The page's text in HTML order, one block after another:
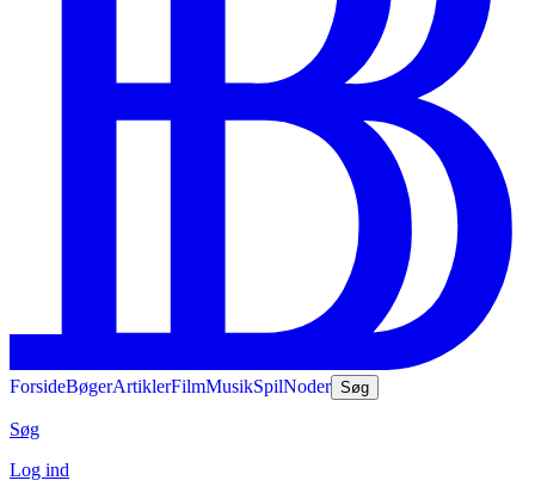
ForsideBøgerArtiklerFilmMusikSpilNoder Søg
Søg
Log ind